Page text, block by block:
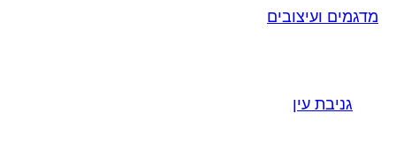
מדגמים ועיצובים
גניבת עין